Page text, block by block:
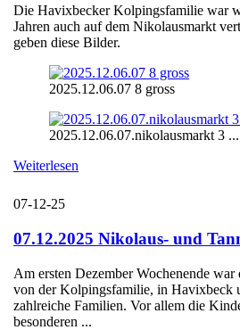
Die Havixbecker Kolpingsfamilie war
Jahren auch auf dem Nikolausmarkt
geben diese Bilder.
2025.12.06.07 8 gross
2025.12.06.07.nikolausmarkt 3 ...
Weiterlesen
07-12-25
07.12.2025 Nikolaus- und
Am ersten Dezember Wochenende
von der Kolpingsfamilie, in Havixbeck
zahlreiche Familien. Vor allem die
besonderen ...